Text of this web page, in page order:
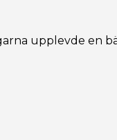
upplevde en